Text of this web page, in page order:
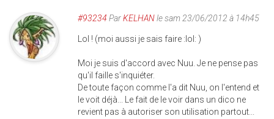
#93234 ParKELHANle sam 23/06/2012 à 14h45
Lol ! (moi aussi je sais faire :lol: )
Moi je suis d'accord avec Nuu. Je ne pense pas
qu'il faille s'inquiéter.
De toute façon comme l'a dit Nuu, on l'entend et
le voit déjà... Le fait de le voir dans un dico ne
revient pas à autoriser son utilisation partout...